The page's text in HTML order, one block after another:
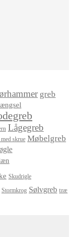
greb
Lågegreb
skrue Møbelgreb
Skudrigle
Stormkrog Sølvgreb træ